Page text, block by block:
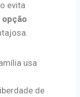
evita
opção
usa
de